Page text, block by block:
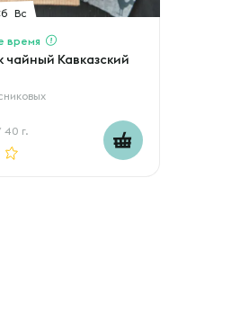
Вс
время
чайный Кавказский
40 г.